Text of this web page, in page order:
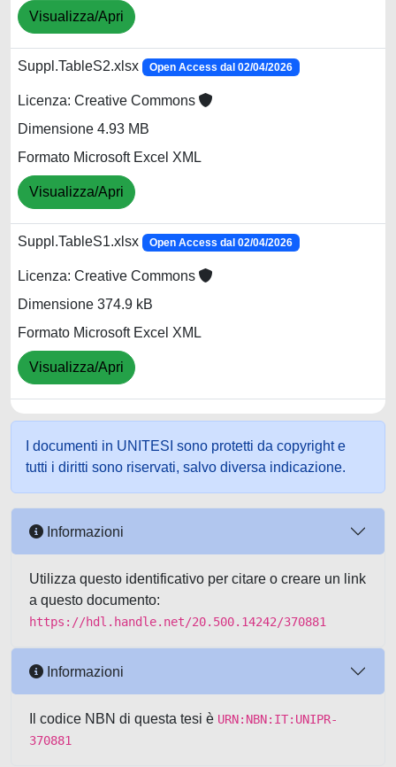
Visualizza/Apri
Suppl.TableS2.xlsx Open Access dal 02/04/2026
Licenza: Creative Commons
Dimensione 4.93 MB
Formato Microsoft Excel XML
Visualizza/Apri
Suppl.TableS1.xlsx Open Access dal 02/04/2026
Licenza: Creative Commons
Dimensione 374.9 kB
Formato Microsoft Excel XML
Visualizza/Apri
I documenti in UNITESI sono protetti da copyright e
tutti i diritti sono riservati, salvo diversa indicazione.
Informazioni
Utilizza questo identificativo per citare o creare un link
a questo documento:
https://hdl.handle.net/20.500.14242/370881
Informazioni
Il codice NBN di questa tesi è URN:NBN:IT:UNIPR-
370881